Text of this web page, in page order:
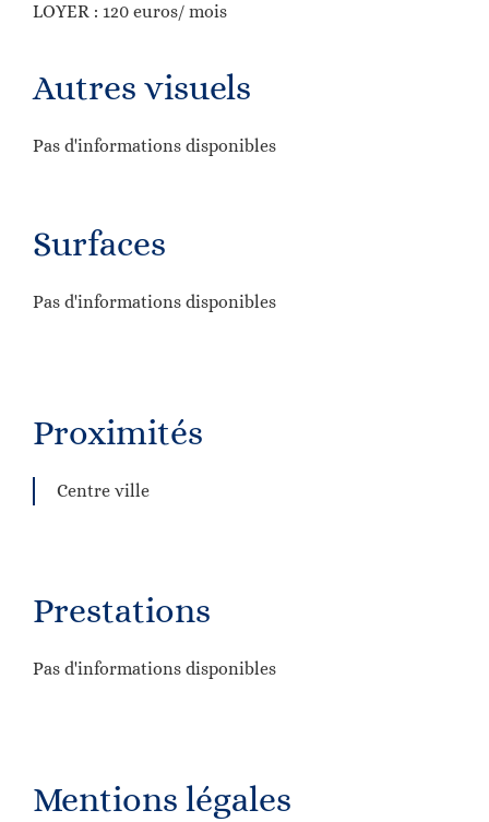
LOYER : 120 euros/ mois
Autres visuels
Pas d'informations disponibles
Surfaces
Pas d'informations disponibles
Proximités
Centre ville
Prestations
Pas d'informations disponibles
Mentions légales